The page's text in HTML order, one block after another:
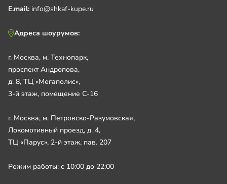
E.mail: info@shkaf-kupe.ru
Адреса шоурумов:
г. Москва, м. Технопарк,
проспект Андропова,
д. 8, ТЦ «Мегаполис»,
3-й этаж, помещение С-16
г. Москва, м. Петровско-Разумовская,
Локомотивный проезд, д. 4,
ТЦ «Парус», 2-й этаж, пав. 207
Режим работы: с 10:00 до 22:00